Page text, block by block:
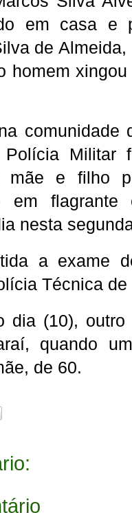
em casa e
de
homem
comunidade
Militar
mãe e filho
em
nesta
a exame
Técnica
dia (10),
quando
de 60.